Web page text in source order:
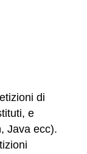
di
e
Java ecc).